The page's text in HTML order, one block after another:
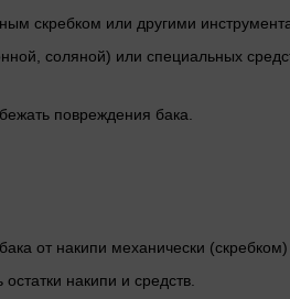
скребком или другими
соляной) или специальных
повреждения бака.
от накипи механически
накипи и средств.